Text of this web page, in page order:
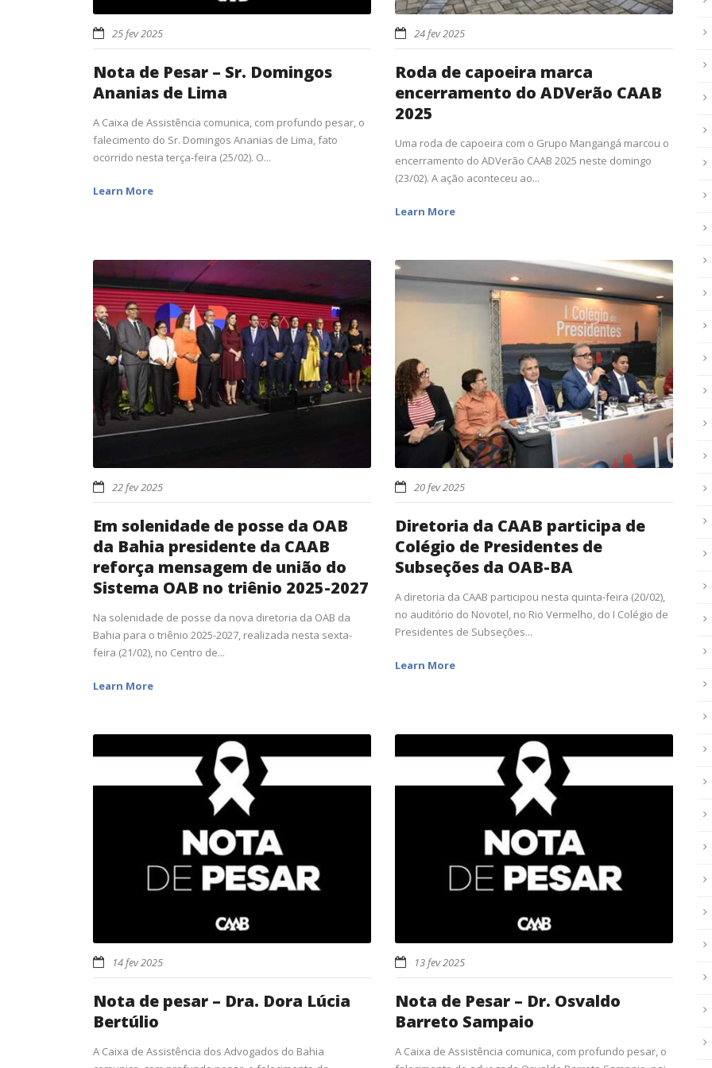
25 fev 2025
Nota de Pesar – Sr. Domingos
Ananias de Lima
A Caixa de Assistência comunica, com profundo pesar, o
falecimento do Sr. Domingos Ananias de Lima, fato
ocorrido nesta terça-feira (25/02). O...
Learn More
24 fev 2025
Roda de capoeira marca
encerramento do ADVerão CAAB
2025
Uma roda de capoeira com o Grupo Mangangá marcou o
encerramento do ADVerão CAAB 2025 neste domingo
(23/02). A ação aconteceu ao...
Learn More
22 fev 2025
Em solenidade de posse da OAB
da Bahia presidente da CAAB
reforça mensagem de união do
Sistema OAB no triênio 2025-2027
Na solenidade de posse da nova diretoria da OAB da
Bahia para o triênio 2025-2027, realizada nesta sexta-
feira (21/02), no Centro de...
Learn More
20 fev 2025
Diretoria da CAAB participa de
Colégio de Presidentes de
Subseções da OAB-BA
A diretoria da CAAB participou nesta quinta-feira (20/02),
no auditório do Novotel, no Rio Vermelho, do I Colégio de
Presidentes de Subseções...
Learn More
14 fev 2025
Nota de pesar – Dra. Dora Lúcia
Bertúlio
A Caixa de Assistência dos Advogados do Bahia
13 fev 2025
Nota de Pesar – Dr. Osvaldo
Barreto Sampaio
A Caixa de Assistência comunica, com profundo pesar, o